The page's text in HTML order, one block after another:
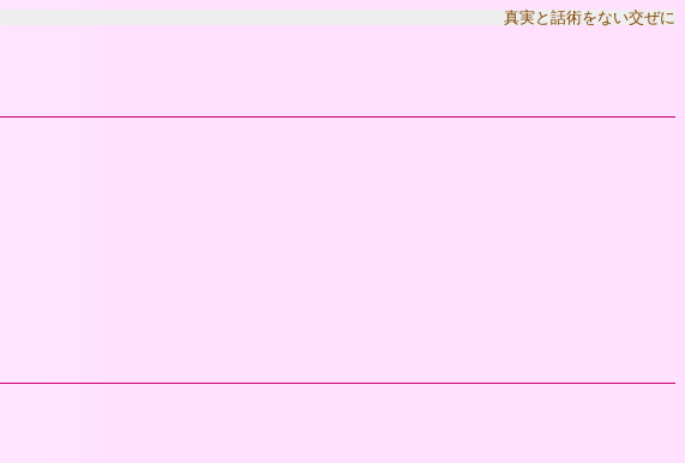
真実と話術をない交ぜに